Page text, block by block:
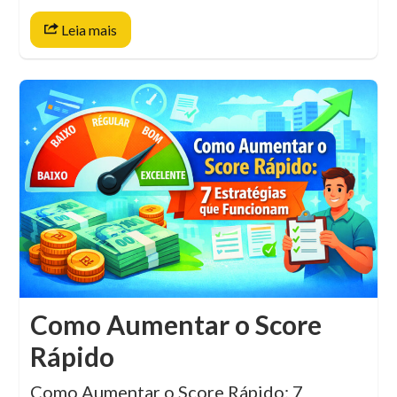
Leia mais
Como Aumentar o Score
Rápido
Como Aumentar o Score Rápido: 7